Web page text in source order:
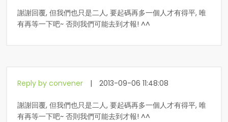
謝謝回覆, 但我們也只是二人, 要起碼再多一個人才有得平, 唯
有再等一下吧~ 否則我們可能去到才報! ^^
Reply by convener | 2013-09-06 11:48:08
謝謝回覆, 但我們也只是二人, 要起碼再多一個人才有得平, 唯
有再等一下吧~ 否則我們可能去到才報! ^^